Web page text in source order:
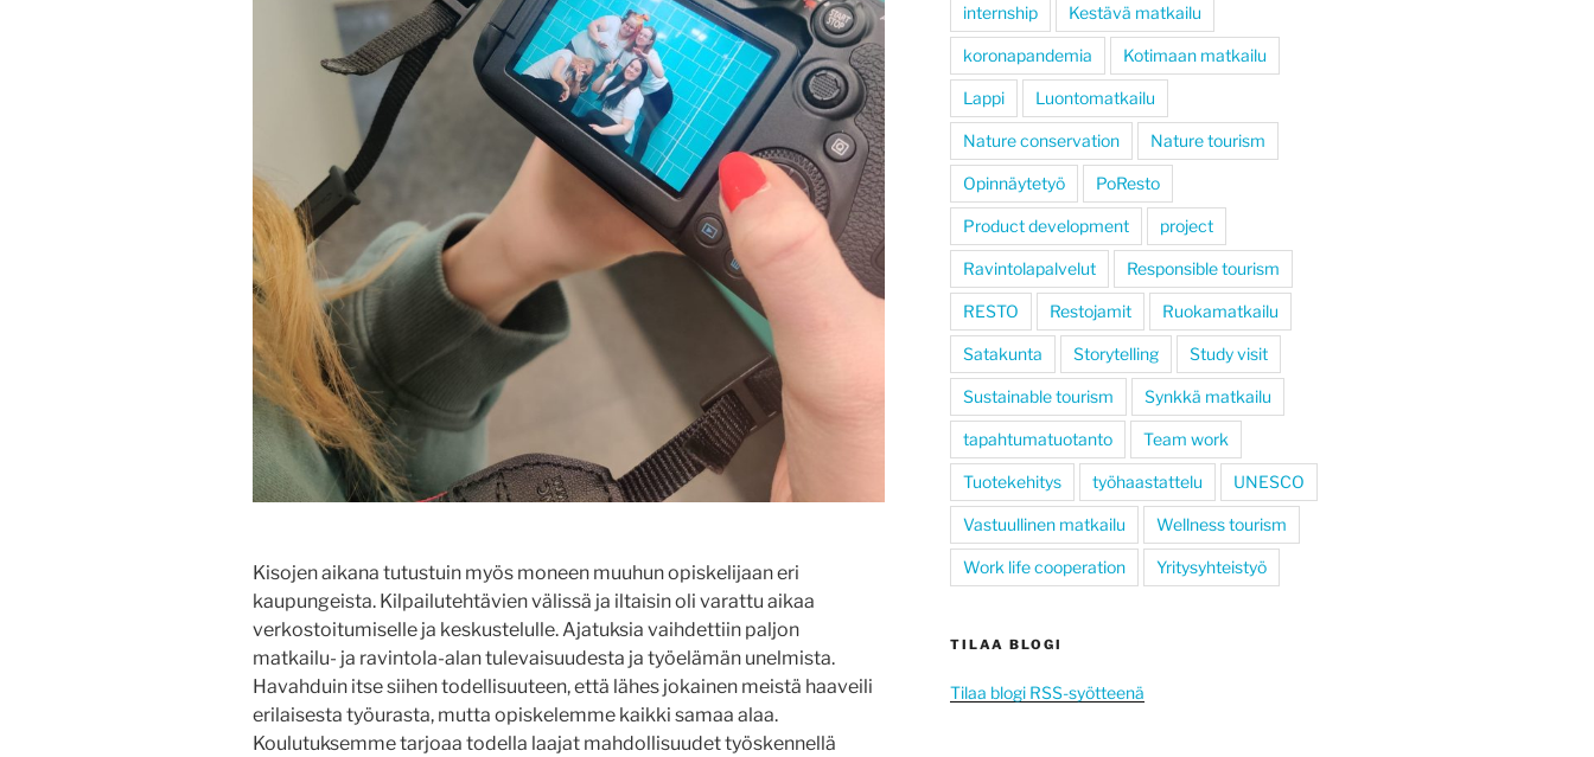
Kisojen aikana tutustuin myös moneen muuhun opiskelijaan eri
kaupungeista. Kilpailutehtävien välissä ja iltaisin oli varattu aikaa
verkostoitumiselle ja keskustelulle. Ajatuksia vaihdettiin paljon
matkailu- ja ravintola-alan tulevaisuudesta ja työelämän unelmista.
Havahduin itse siihen todellisuuteen, että lähes jokainen meistä haaveili
erilaisesta työurasta, mutta opiskelemme kaikki samaa alaa.
Koulutuksemme tarjoaa todella laajat mahdollisuudet työskennellä
internship Kestävä matkailu
koronapandemia Kotimaan matkailu
Lappi Luontomatkailu
Nature conservation Nature tourism
Opinnäytetyö PoResto
Product development project
Ravintolapalvelut Responsible tourism
RESTO Restojamit Ruokamatkailu
Satakunta Storytelling Study visit
Sustainable tourism Synkkä matkailu
tapahtumatuotanto Team work
Tuotekehitys työhaastattelu UNESCO
Vastuullinen matkailu Wellness tourism
Work life cooperation Yritysyhteistyö
TILAA BLOGI
Tilaa blogi RSS-syötteenä